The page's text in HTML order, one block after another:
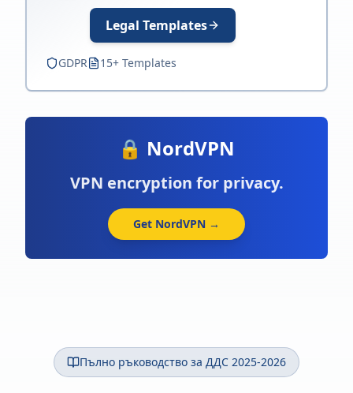
Legal Templates
GDPR 15+ Templates
🔒 NordVPN
VPN encryption for privacy.
Get NordVPN →
Пълно ръководство за ДДС 2025-2026